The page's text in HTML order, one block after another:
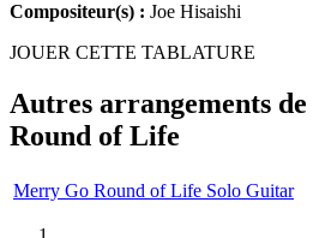
Compositeur(s) : Joe Hisaishi
JOUER CETTE TABLATURE
Autres arrangements de
Round of Life
Merry Go Round of Life Solo Guitar